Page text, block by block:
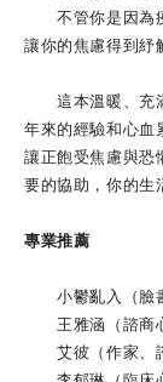
不管你是因為疫
讓你的焦慮得到紓
這本溫暖、充滿
年來的經驗和心血
讓正飽受焦慮與恐
要的協助，你的生
專業推薦
小鬱亂入（臉書
王雅涵（諮商心
艾彼（作家、諮